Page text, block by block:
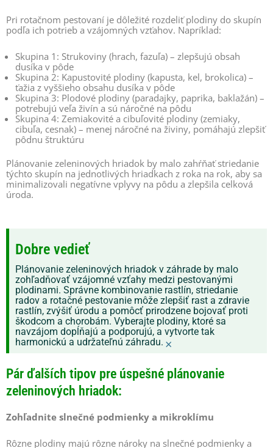
Pri rotačnom pestovaní je dôležité rozdeliť plodiny do skupín
podľa ich potrieb a vzájomných vzťahov. Napríklad:
Skupina 1: Strukoviny (hrach, fazuľa) – zlepšujú obsah
dusíka v pôde
Skupina 2: Kapustovité plodiny (kapusta, kel, brokolica) –
ťažia z vyššieho obsahu dusíka v pôde
Skupina 3: Plodové plodiny (paradajky, paprika, baklažán) –
potrebujú veľa živín a sú náročné na pôdu
Skupina 4: Zemiakovité a cibuľovité plodiny (zemiaky,
cibuľa, cesnak) – menej náročné na živiny, pomáhajú zlepšiť
pôdnu štruktúru
Plánovanie zeleninových hriadok by malo zahŕňať striedanie
týchto skupín na jednotlivých hriadkach z roka na rok, aby sa
minimalizovali negatívne vplyvy na pôdu a zlepšila celková
úroda.
Dobre vedieť
Plánovanie zeleninových hriadok v záhrade by malo
zohľadňovať vzájomné vzťahy medzi pestovanými
plodinami. Správne kombinovanie rastlín, striedanie
radov a rotačné pestovanie môže zlepšiť rast a zdravie
rastlín, zvýšiť úrodu a pomôcť prirodzene bojovať proti
škodcom a chorobám. Vyberajte plodiny, ktoré sa
navzájom dopĺňajú a podporujú, a vytvorte tak
harmonickú a udržateľnú záhradu. ×
Pár ďalších tipov pre úspešné plánovanie
zeleninových hriadok:
Zohľadnite slnečné podmienky a mikroklímu
Rôzne plodiny majú rôzne nároky na slnečné podmienky a